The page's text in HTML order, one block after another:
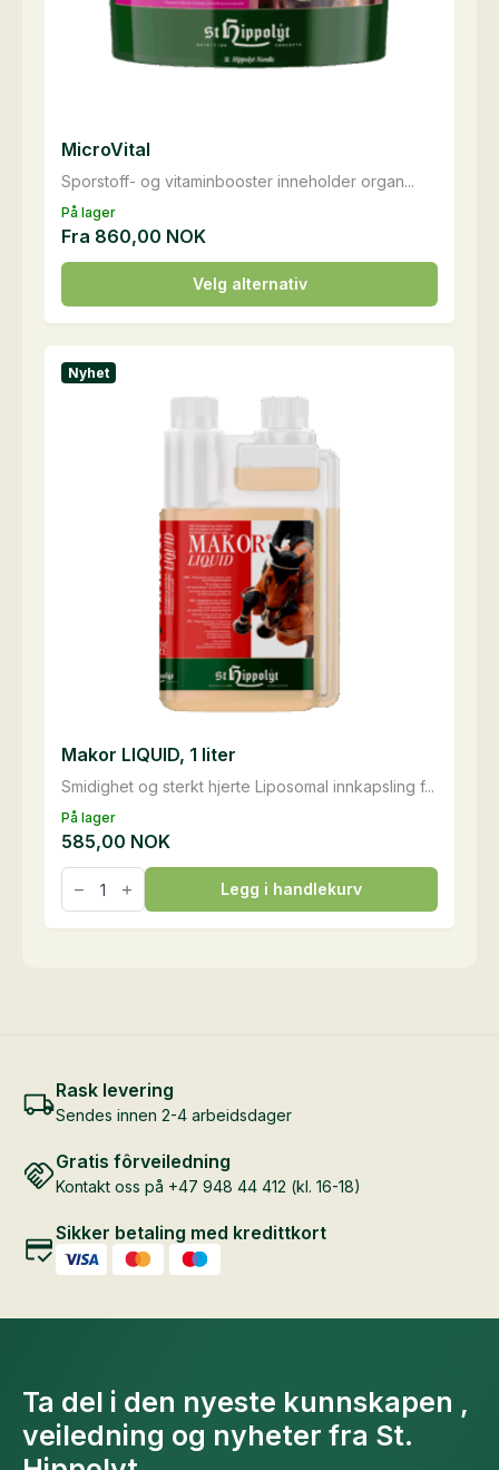
På lager
Sporstoff- og vitaminbooster inneholder organ...
MicroVital
Fra 860,00 NOK
Velg alternativ
Dette
produktet
har
flere
varianter.
produktsiden
På lager
Nyhet
Smidighet og sterkt hjerte Liposomal innkapsling f...
Makor LIQUID, 1 liter
585,00 NOK
Makor
LIQUID,
1
liter
Legg i handlekurv
Rask levering
Sendes innen 2-4 arbeidsdager
Gratis fôrveiledning
Kontakt oss på +47 948 44 412 (kl. 16-18)
Sikker betaling med kredittkort
Ta del i den nyeste kunnskapen ,
veiledning og nyheter fra St.